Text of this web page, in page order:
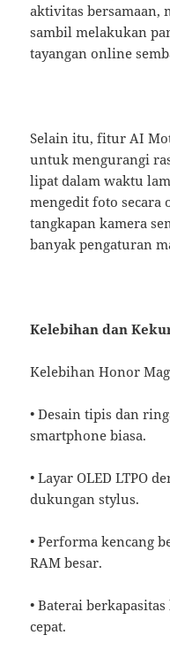
aktivitas bersamaan,
sambil melakukan
tayangan online
Selain itu, fitur AI
untuk mengurangi
lipat dalam waktu
mengedit foto secara
tangkapan kamera
banyak pengaturan
Kelebihan dan
Kelebihan Honor
• Desain tipis dan
smartphone biasa.
• Layar OLED LTPO
dukungan stylus.
• Performa kencang
RAM besar.
• Baterai
cepat.